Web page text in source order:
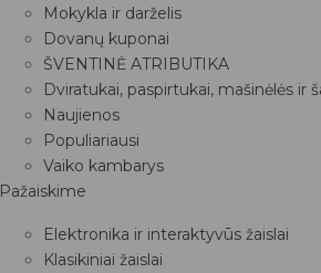
Mokykla ir darželis
Dovanų kuponai
ŠVENTINĖ ATRIBUTIKA
Dviratukai, paspirtukai, mašinėlės ir
Naujienos
Populiariausi
Vaiko kambarys
Pažaiskime
Elektronika ir interaktyvūs žaislai
Klasikiniai žaislai